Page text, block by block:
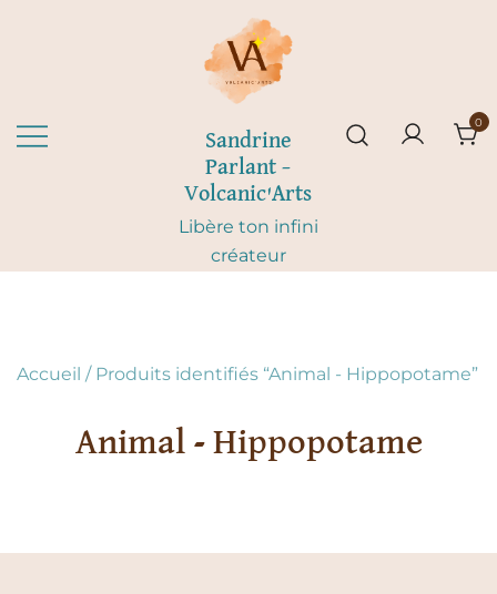
Sandrine
Parlant –
Volcanic'Arts
Libère ton infini
créateur
0
Accueil / Produits identifiés “Animal - Hippopotame”
Animal - Hippopotame